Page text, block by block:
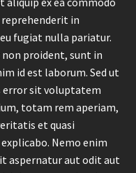
in
fugiat nulla pariatur.
proident, sunt in
id est laborum. Sed ut
error sit voluptatem
totam rem aperiam,
et quasi
Nemo enim
aspernatur aut odit aut